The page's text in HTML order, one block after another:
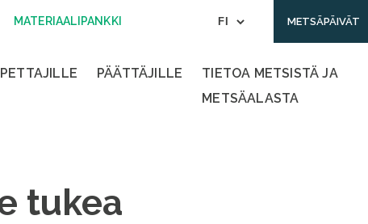
MATERIAALIPANKKI METSÄPÄIVÄT
PÄÄTTÄJILLE
TIETOA METSISTÄ JA
METSÄALASTA
tukea